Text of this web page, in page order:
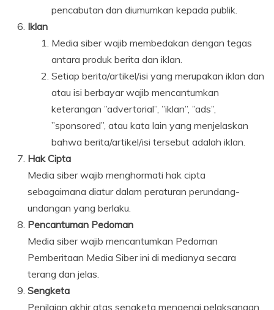
pencabutan dan diumumkan kepada publik.
Iklan
Media siber wajib membedakan dengan tegas
antara produk berita dan iklan.
Setiap berita/artikel/isi yang merupakan iklan dan
atau isi berbayar wajib mencantumkan
keterangan ”advertorial”, ”iklan”, ”ads”,
”sponsored”, atau kata lain yang menjelaskan
bahwa berita/artikel/isi tersebut adalah iklan.
Hak Cipta
Media siber wajib menghormati hak cipta
sebagaimana diatur dalam peraturan perundang-
undangan yang berlaku.
Pencantuman Pedoman
Media siber wajib mencantumkan Pedoman
Pemberitaan Media Siber ini di medianya secara
terang dan jelas.
Sengketa
Penilaian akhir atas sengketa mengenai pelaksanaan